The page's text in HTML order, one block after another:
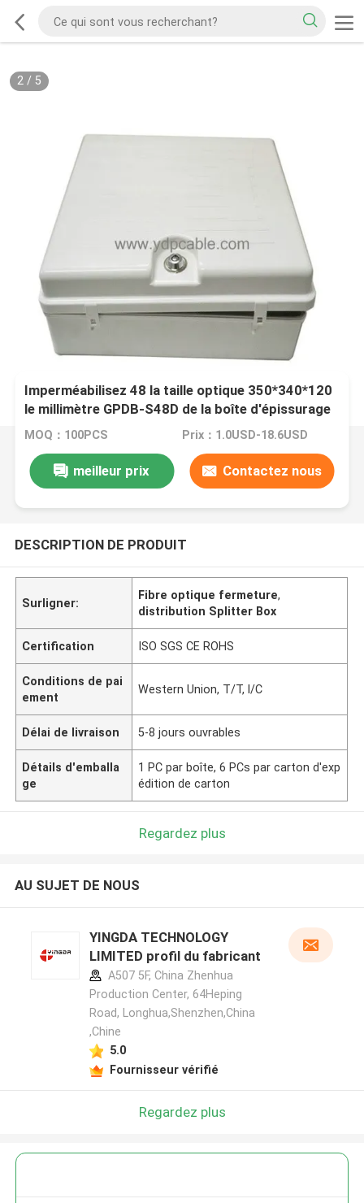
2/ 5
Imperméabilisez 48 la taille optique 350*340*120
le millimètre GPDB-S48D de la boîte d'épissurage
de fibre de Sc FTTH de noyau
MOQ：100PCS Prix：1.0USD-18.6USD
meilleur prix Contactez nous
DESCRIPTION DE PRODUIT
Surligner:
Fibre optique fermeture,
distribution Splitter Box
Certification ISO SGS CE ROHS
Conditions de pai
ement
Western Union, T/T, l/C
Délai de livraison 5-8 jours ouvrables
Détails d'emballa
ge
1 PC par boîte, 6 PCs par carton d'exp
édition de carton
Regardez plus
AU SUJET DE NOUS
YINGDA TECHNOLOGY
LIMITED profil du fabricant
A507 5F, China Zhenhua
Production Center, 64Heping
Road, Longhua,Shenzhen,China
,Chine
5.0
Fournisseur vérifié
Regardez plus